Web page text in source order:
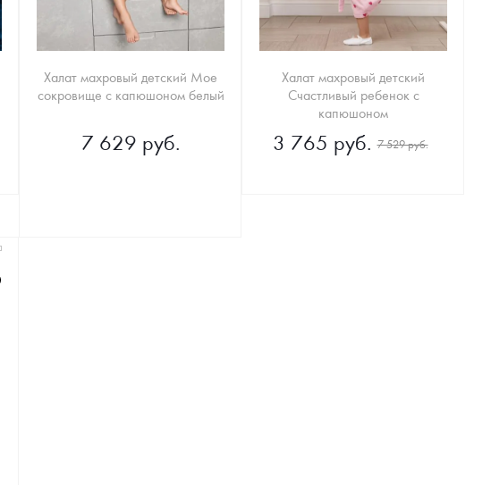
Халат махровый детский Мое
сокровище с капюшоном белый
7 629 руб.
Халат махровый детский
Счастливый ребенок с
капюшоном
3 765 руб. 7 529 руб.